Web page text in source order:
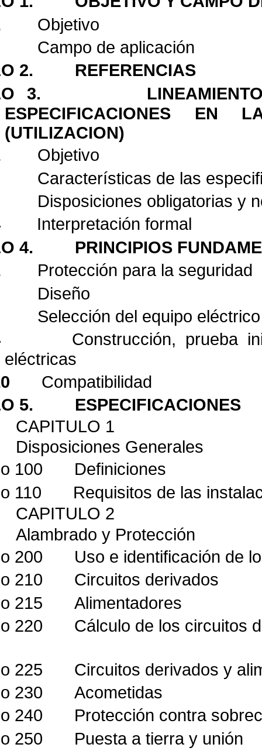
Objetivo
Campo de aplicación
2.
REFERENCIAS
3.
ESPECIFICACIONES EN
(UTILIZACION)
Objetivo
Características de las
Disposiciones obligatorias y
Interpretación formal
4.
PRINCIPIOS
Protección para la seguridad
Diseño
Selección del equipo eléctrico
Construcción, prueba
eléctricas
Compatibilidad
5.
ESPECIFICACIONES
CAPITULO 1
Disposiciones Generales
100
Definiciones
110
Requisitos de las
CAPITULO 2
Alambrado y Protección
200
Uso e identificación de
210
Circuitos derivados
215
Alimentadores
220
Cálculo de los circuitos
225
Circuitos derivados y
230
Acometidas
240
Protección contra
250
Puesta a tierra y unión